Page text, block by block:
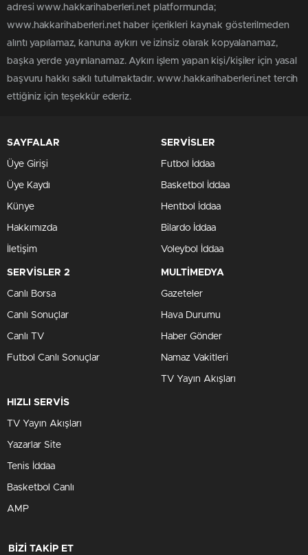
adresi www.hakkarihaberleri.net platformunda;
www.hakkarihaberleri.net haber içerikleri kaynak gösterilmeden
alıntı yapılamaz, kanuna aykırı ve izinsiz olarak kopyalanamaz,
başka yerde yayınlanamaz. Aykırı işlem yapan kişi/kişiler için yasal
başvuru hakkı saklı tutulmaktadır. www.hakkarihaberleri.net tercih
ettiğiniz için teşekkür ederiz.
SAYFALAR
Üye Girişi
Üye Kaydı
Künye
Hakkımızda
İletişim
SERVİSLER
Futbol İddaa
Basketbol İddaa
Hentbol İddaa
Bilardo İddaa
Voleybol İddaa
SERVİSLER 2
Canlı Borsa
Canlı Sonuçlar
Canlı TV
Futbol Canlı Sonuçlar
MULTİMEDYA
Gazeteler
Hava Durumu
Haber Gönder
Namaz Vakitleri
TV Yayın Akışları
HIZLI SERVİS
TV Yayın Akışları
Yazarlar Site
Tenis İddaa
Basketbol Canlı
AMP
BİZİ TAKİP ET